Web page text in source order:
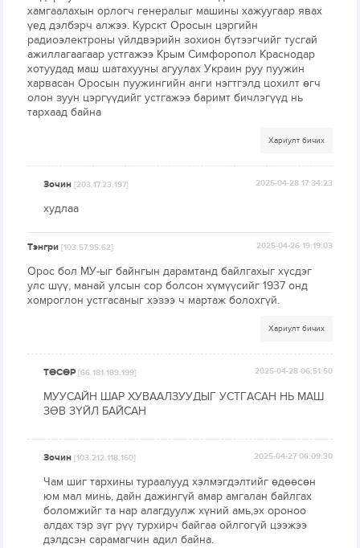
хамгаалахын орлогч генералыг машины хажуугаар явах
үед дэлбэрч алжээ. Курскт Оросын цэргийн
радиоэлектроны үйлдвэрийн зохион бүтээгчийг тусгай
ажиллагаагаар устгажээ Крым Симфоропол Краснодар
хотуудад маш шатахууны агуулах Украин руу пуужин
харвасан Оросын пуужингийн анги нэгтгэлд цохилт өгч
олон зуун цэргүүдийг устгажээ баримт бичлэгүүд нь
тархаад байна
Хариулт бичих
Зочин[203.17.23.197] 2025-04-28 17:34:23
худлаа
Тэнгри[103.57.95.62] 2025-04-26 19:19:03
Орос бол МУ-ыг байнгын дарамтанд байлгахыг хүсдэг
улс шүү, манай улсын сор болсон хүмүүсийг 1937 онд
хомроглон устгасаныг хэзээ ч мартаж болохгүй.
Хариулт бичих
ТӨСӨР[66.181.189.199] 2025-04-28 06:51:50
МУУСАЙН ШАР ХУВААЛЗУУДЫГ УСТГАСАН НЬ МАШ
ЗӨВ ЗҮЙЛ БАЙСАН
Зочин[103.212.118.160] 2025-04-27 06:09:30
Чам шиг тархины тураалууд хэлмэгдэлтийг өдөөсөн
юм мал минь, дайн дажингүй амар амгалан байлгах
боломжийг та нар алагдуулж хүний амь,эх ороноо
алдах тэр зүг рүү турхирч байгаа ойлгогүй цээжээ
дэлдсэн сарамагчин адил байна.